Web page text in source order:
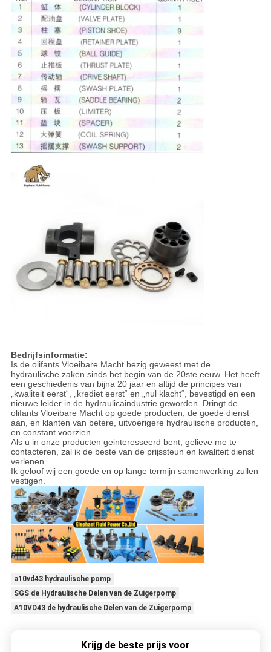
Bedrijfsinformatie:
Is de olifants Vloeibare Macht bezig geweest met de
hydraulische zaken sinds het begin van de 20ste eeuw. Het heeft
een geschiedenis van bijna 20 jaar en altijd de principes van
„kwaliteit eerst“, „krediet eerst“ en „nul klacht“, bevestigd en een
nieuwe leider in de hydraulicaindustrie geworden. Dringt de
olifants Vloeibare Macht op goede producten, de goede dienst
aan, en klanten van betere, uitvoerigere hydraulische producten,
en constant voorzien.
Als u in onze producten geinteresseerd bent, gelieve me te
contacteren, zal ik de beste van de prijssteun en kwaliteit dienst
verlenen.
Ik geloof wij een goede en op lange termijn samenwerking zullen
vestigen.
a10vd43 hydraulische pomp
SGS de Hydraulische Delen van de Zuigerpomp
A10VD43 de hydraulische Delen van de Zuigerpomp
Krijg de beste prijs voor